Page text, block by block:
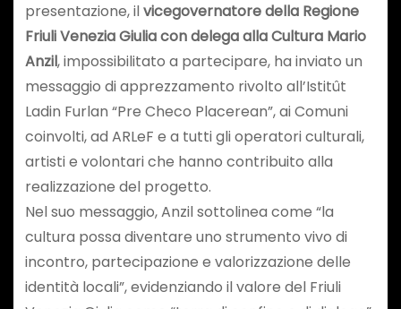
presentazione, ilvicegovernatore della Regione
Friuli Venezia Giulia con delega alla Cultura Mario
Anzil, impossibilitato a partecipare, ha inviato un
messaggio di apprezzamento rivolto all’Istitût
Ladin Furlan “Pre Checo Placerean”, ai Comuni
coinvolti, ad ARLeF e a tutti gli operatori culturali,
artisti e volontari che hanno contribuito alla
realizzazione del progetto.
Nel suo messaggio, Anzil sottolinea come “la
cultura possa diventare uno strumento vivo di
incontro, partecipazione e valorizzazione delle
identità locali”, evidenziando il valore del Friuli